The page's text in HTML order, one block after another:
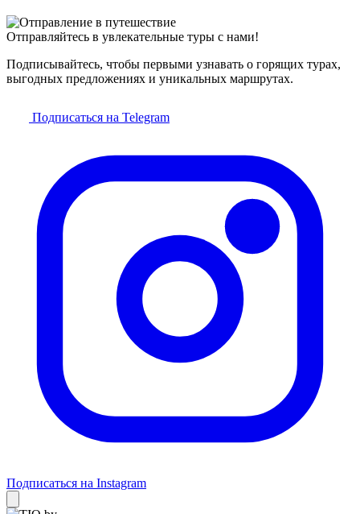
Отправляйтесь в увлекательные туры с нами!
Подписывайтесь, чтобы первыми узнавать о горящих турах,
выгодных предложениях и уникальных маршрутах.
Подписаться на Telegram
Подписаться на Instagram